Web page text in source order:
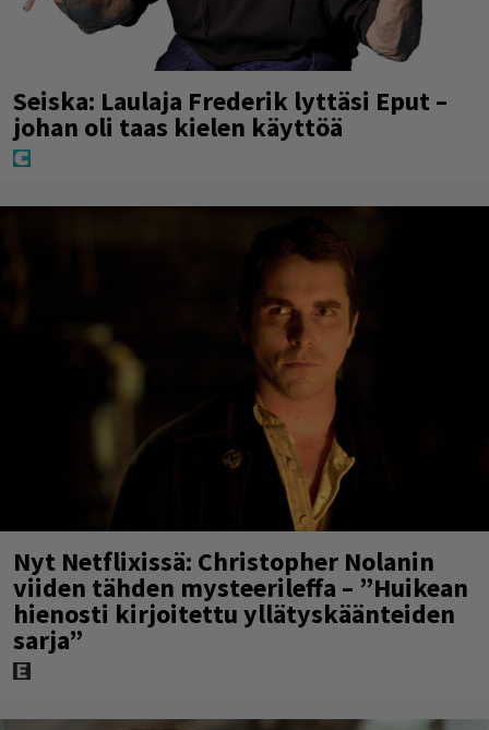
Seiska: Laulaja Frederik lyttäsi Eput –
johan oli taas kielen käyttöä
Nyt Netflixissä: Christopher Nolanin
viiden tähden mysteerileffa – ”Huikean
hienosti kirjoitettu yllätyskäänteiden
sarja”